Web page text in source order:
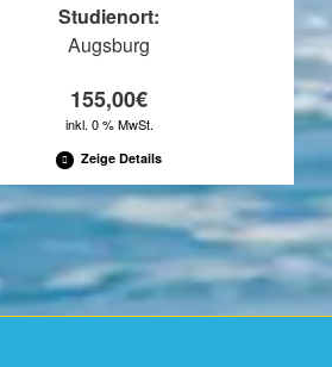
Studienort:
Augsburg
155,00€
inkl. 0 % MwSt.
Zeige Details